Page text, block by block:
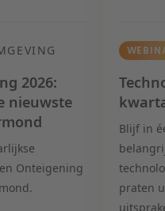
2026:
nieuwste
Onteigening
Blijf in
praten